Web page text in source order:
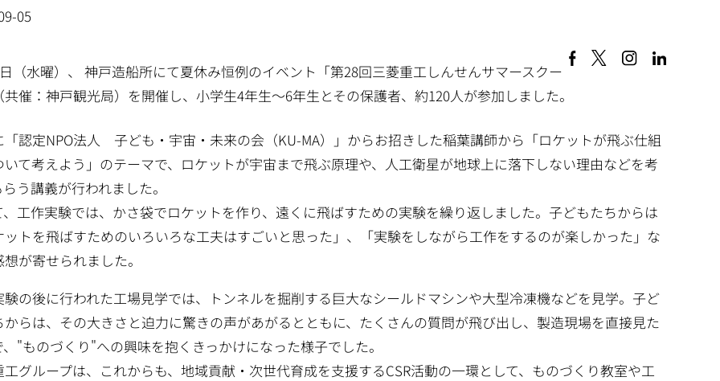
05
（水曜）、 神戸造船所にて夏休み恒例のイベント「第28回三菱重工しんせんサマースクー
催：神戸観光局）を開催し、小学生4年生～6年生とその保護者、約120人が参加しました。
「認定NPO法人 子ども・宇宙・未来の会（KU-MA）」からお招きした稲葉講師から「ロケットが飛ぶ仕組
いて考えよう」のテーマで、ロケットが宇宙まで飛ぶ原理や、人工衛星が地球上に落下しない理由などを考
う講義が行われました。
、工作実験では、かさ袋でロケットを作り、遠くに飛ばすための実験を繰り返しました。子どもたちからは
ットを飛ばすためのいろいろな工夫はすごいと思った」、「実験をしながら工作をするのが楽しかった」な
が寄せられました。
験の後に行われた工場見学では、トンネルを掘削する巨大なシールドマシンや大型冷凍機などを見学。子ど
からは、その大きさと迫力に驚きの声があがるとともに、たくさんの質問が飛び出し、製造現場を直接見た
"ものづくり"への興味を抱くきっかけになった様子でした。
工グループは、これからも、地域貢献・次世代育成を支援するCSR活動の一環として、ものづくり教室や工